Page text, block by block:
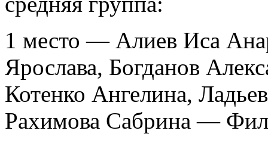
1 место — Алиев Иса
Ярослава, Богданов
Котенко Ангелина,
Рахимова Сабрина —